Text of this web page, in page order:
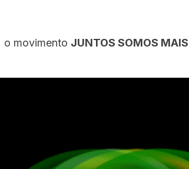
movimento JUNTOS SOMOS